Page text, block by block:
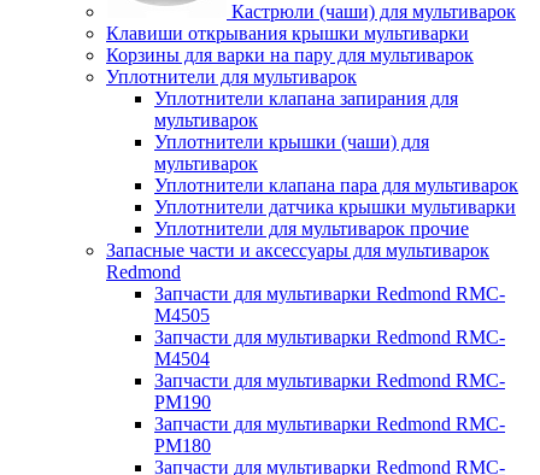
Кастрюли (чаши) для мультиварок
Клавиши открывания крышки мультиварки
Корзины для варки на пару для мультиварок
Уплотнители для мультиварок
Уплотнители клапана запирания для
мультиварок
Уплотнители крышки (чаши) для
мультиварок
Уплотнители клапана пара для мультиварок
Уплотнители датчика крышки мультиварки
Уплотнители для мультиварок прочие
Запасные части и аксессуары для мультиварок
Redmond
Запчасти для мультиварки Redmond RMC-
M4505
Запчасти для мультиварки Redmond RMC-
M4504
Запчасти для мультиварки Redmond RMC-
PM190
Запчасти для мультиварки Redmond RMC-
PM180
Запчасти для мультиварки Redmond RMC-